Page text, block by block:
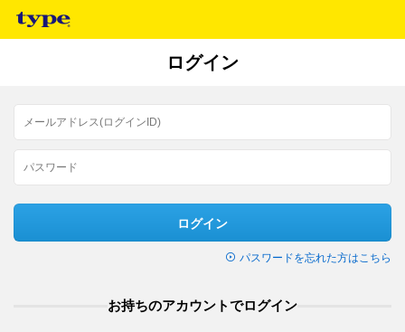
ログイン
ログイン
パスワードを忘れた方はこちら
お持ちのアカウントでログイン